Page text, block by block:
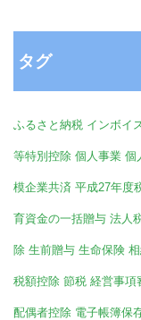
タグ
ふるさと納税 インボイ
等特別控除 個人事業 個
模企業共済 平成27年度
育資金の一括贈与 法人
除 生前贈与 生命保険
税額控除 節税 経営事項
配偶者控除 電子帳簿保